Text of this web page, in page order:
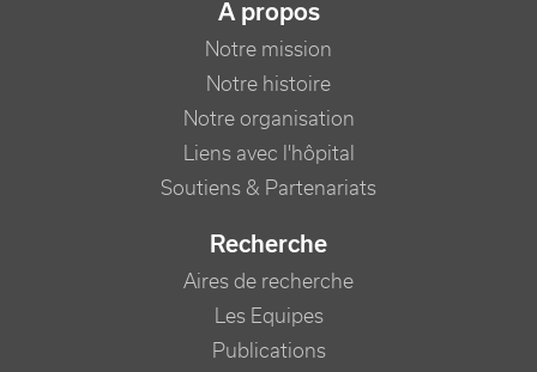
NAVIGATION PRINCIPALE
A propos
Notre mission
Notre histoire
Notre organisation
Liens avec l'hôpital
Soutiens & Partenariats
Recherche
Aires de recherche
Les Equipes
Publications